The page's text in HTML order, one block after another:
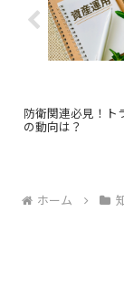
防衛関連必見！ト
の動向は？
ホーム